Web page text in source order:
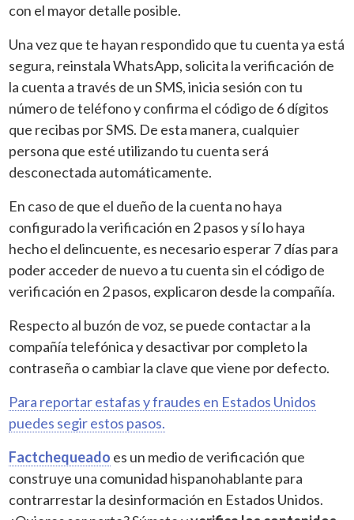
con el mayor detalle posible.
Una vez que te hayan respondido que tu cuenta ya está
segura, reinstala WhatsApp, solicita la verificación de
la cuenta a través de un SMS, inicia sesión con tu
número de teléfono y confirma el código de 6 dígitos
que recibas por SMS. De esta manera, cualquier
persona que esté utilizando tu cuenta será
desconectada automáticamente.
En caso de que el dueño de la cuenta no haya
configurado la verificación en 2 pasos y sí lo haya
hecho el delincuente, es necesario esperar 7 días para
poder acceder de nuevo a tu cuenta sin el código de
verificación en 2 pasos, explicaron desde la compañía.
Respecto al buzón de voz, se puede contactar a la
compañía telefónica y desactivar por completo la
contraseña o cambiar la clave que viene por defecto.
Para reportar estafas y fraudes en Estados Unidos
puedes segir estos pasos.
Factchequeado es un medio de verificación que
construye una comunidad hispanohablante para
contrarrestar la desinformación en Estados Unidos.